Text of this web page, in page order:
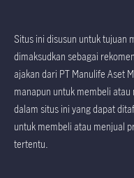
Situs ini disusun untuk tujuan
dimaksudkan sebagai
ajakan dari PT Manulife Aset
manapun untuk membeli
dalam situs ini yang dapat
untuk membeli atau menjual
tertentu.